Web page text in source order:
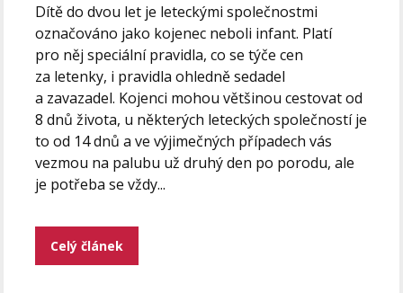
Dítě do dvou let je leteckými společnostmi
označováno jako kojenec neboli infant. Platí
pro něj speciální pravidla, co se týče cen
za letenky, i pravidla ohledně sedadel
a zavazadel. Kojenci mohou většinou cestovat od
8 dnů života, u některých leteckých společností je
to od 14 dnů a ve výjimečných případech vás
vezmou na palubu už druhý den po porodu, ale
je potřeba se vždy...
Celý článek